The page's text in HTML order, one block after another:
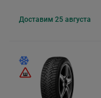
Доставим 25 августа